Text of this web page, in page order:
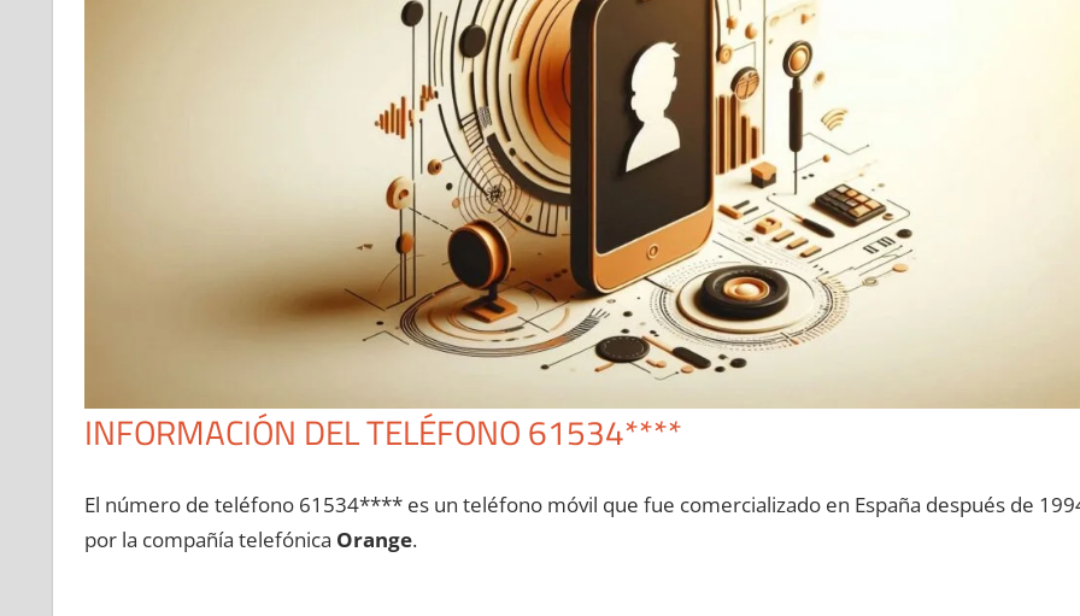
INFORMACIÓN DEL TELÉFONO 61534****
El número dе teléfono 61534**** es un teléfono móvil quе fue comercializado en España después dе
pοr la compañía telefónica Orange.